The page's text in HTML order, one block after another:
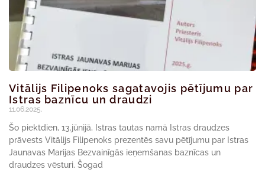
Vitālijs Filipenoks sagatavojis pētījumu par
Istras baznīcu un draudzi
11.06.2025.
Šo piektdien, 13.jūnijā, Istras tautas namā Istras draudzes
prāvests Vitālijs Filipenoks prezentēs savu pētījumu par Istras
Jaunavas Marijas Bezvainīgās ieņemšanas baznīcas un
draudzes vēsturi. Šogad